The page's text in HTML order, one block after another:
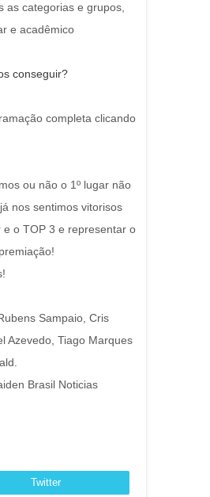
as categorias e grupos,
e acadêmico
conseguir?
completa clicando
ou não o 1º lugar não
nos sentimos vitorisos
e o TOP 3 e representar o
Sampaio, Cris
Azevedo, Tiago Marques
Brasil Noticias
Twitter